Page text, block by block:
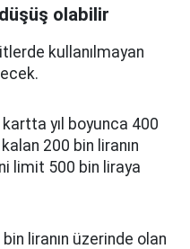
olabilir
kullanılmayan
yıl boyunca 400
200 bin liranın
limit 500 bin liraya
liranın üzerinde olan